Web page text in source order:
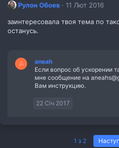
Рулон Обоев 11 Лют 2016
заинтересовала твоя тема по
останусь.
A
aneah
Если вопрос об ускорении
мне сообщение на
Вам инструкцию.
22 Січ 2017
1 з 2